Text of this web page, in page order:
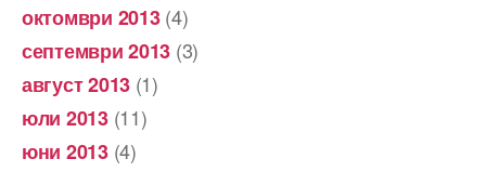
октомври 2013(4)
септември 2013 (3)
август 2013 (1)
юли 2013(11)
юни 2013(4)